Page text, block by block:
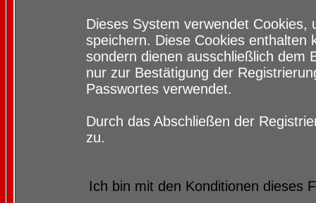
Dieses System verwendet
speichern. Diese Cookies enthalten
sondern dienen ausschließlich dem
nur zur Bestätigung der
Passwortes verwendet.
Durch das Abschließen der
zu.
Ich bin mit den Konditionen dieses